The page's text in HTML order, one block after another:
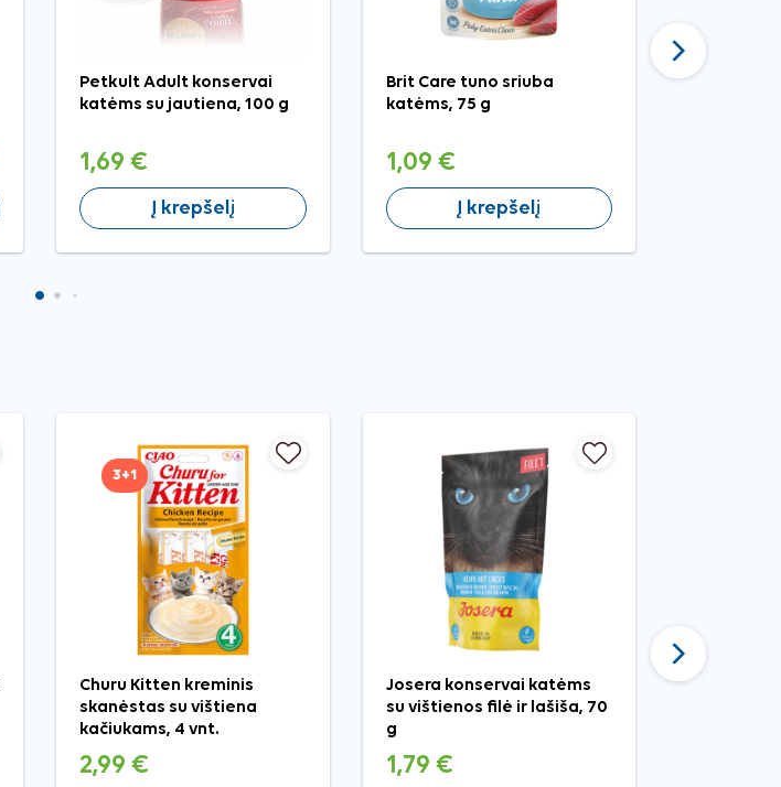
Petkult Adult konservai
katėms su jautiena, 100 g
1,69 €
Į krepšelį
Brit Care tuno sriuba
katėms, 75 g
1,09 €
Į krepšelį
Tęsti
3+1
Churu Kitten kreminis
skanėstas su vištiena
kačiukams, 4 vnt.
2,99 €
Josera konservai katėms
su vištienos filė ir lašiša, 70
g
1,79 €